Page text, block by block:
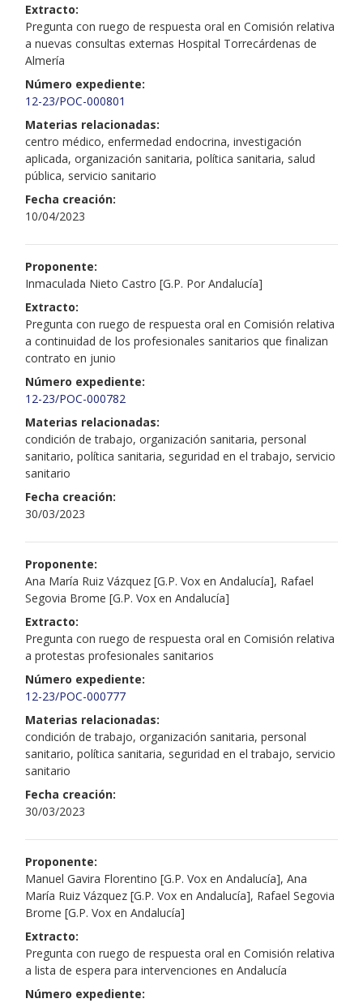
Extracto:
Pregunta con ruego de respuesta oral en Comisión relativa
a nuevas consultas externas Hospital Torrecárdenas de
Almería
Número expediente:
12-23/POC-000801
Materias relacionadas:
centro médico, enfermedad endocrina, investigación
aplicada, organización sanitaria, política sanitaria, salud
pública, servicio sanitario
Fecha creación:
10/04/2023
Proponente:
Inmaculada Nieto Castro [G.P. Por Andalucía]
Extracto:
Pregunta con ruego de respuesta oral en Comisión relativa
a continuidad de los profesionales sanitarios que finalizan
contrato en junio
Número expediente:
12-23/POC-000782
Materias relacionadas:
condición de trabajo, organización sanitaria, personal
sanitario, política sanitaria, seguridad en el trabajo, servicio
sanitario
Fecha creación:
30/03/2023
Proponente:
Ana María Ruiz Vázquez [G.P. Vox en Andalucía], Rafael
Segovia Brome [G.P. Vox en Andalucía]
Extracto:
Pregunta con ruego de respuesta oral en Comisión relativa
a protestas profesionales sanitarios
Número expediente:
12-23/POC-000777
Materias relacionadas:
condición de trabajo, organización sanitaria, personal
sanitario, política sanitaria, seguridad en el trabajo, servicio
sanitario
Fecha creación:
30/03/2023
Proponente:
Manuel Gavira Florentino [G.P. Vox en Andalucía], Ana
María Ruiz Vázquez [G.P. Vox en Andalucía], Rafael Segovia
Brome [G.P. Vox en Andalucía]
Extracto:
Pregunta con ruego de respuesta oral en Comisión relativa
a lista de espera para intervenciones en Andalucía
Número expediente: